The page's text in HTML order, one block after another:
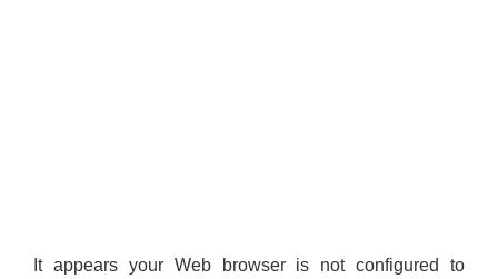
It appears your Web browser is not configured to